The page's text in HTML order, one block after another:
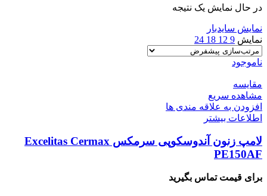
در حال نمایش یک نتیجه
نمایش سایدبار
نمایش 9
12
18
24
ناموجود
مقایسه
مشاهده سریع
افزودن به علاقه مندی ها
اطلاعات بیشتر
لامپ زنون آندوسکوپی سرمکس Excelitas Cermax
PE150AF
برای قیمت تماس بگیرید